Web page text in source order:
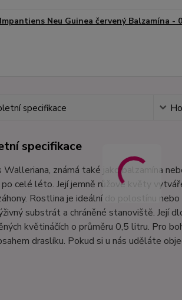
Neu Guinea červený Balzamína -
specifikace
specifikace
Walleriana, známá také jako balzamína
celé léto. Její jemně růžové květy
Rostlina je ideální do polostínu
substrát a chráněné stanoviště. Její
květináčích o průměru 0,5 litru. Pro
draslíku. Pokud si u nás uděláte